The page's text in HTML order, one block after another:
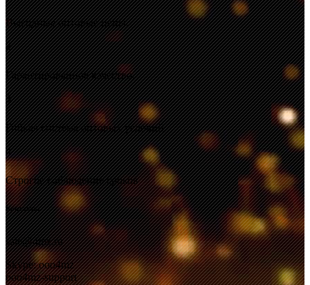
Выгодные оптовые цены.
2
Гарантированное качество.
3
Гибкая система оптовых условий.
4
Строгое соблюдение сроков
Контакты
sale@4mz.ru
Skype: ooo4mz
ooo4mz-support